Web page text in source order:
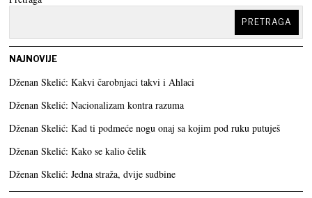
PRETRAGA
NAJNOVIJE
Dženan Skelić: Kakvi čarobnjaci takvi i Ahlaci
Dženan Skelić: Nacionalizam kontra razuma
Dženan Skelić: Kad ti podmeće nogu onaj sa kojim pod ruku putuješ
Dženan Skelić: Kako se kalio čelik
Dženan Skelić: Jedna straža, dvije sudbine